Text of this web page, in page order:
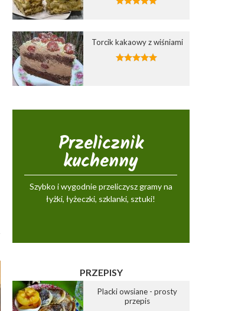
Torcik kakaowy z wiśniami
Przelicznik
kuchenny
Szybko i wygodnie przeliczysz gramy na
łyżki, łyżeczki, szklanki, sztuki!
PRZEPISY
Placki owsiane - prosty
przepis